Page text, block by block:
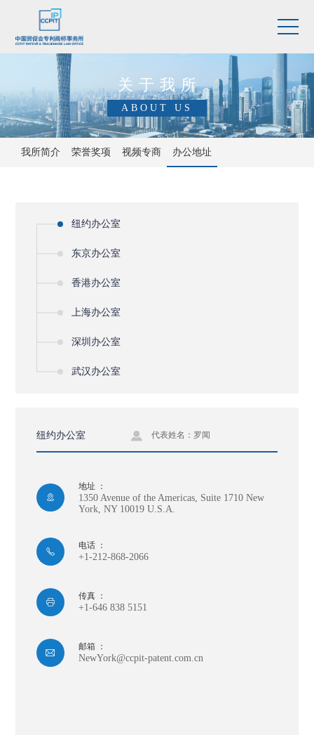
关于我所
ABOUT US
我所简介 荣誉奖项 视频专商 办公地址
纽约办公室
东京办公室
香港办公室
上海办公室
深圳办公室
武汉办公室
纽约办公室  代表姓名：罗闻

地址 ：
1350 Avenue of the Americas, Suite 1710 New
York, NY 10019 U.S.A.

电话 ：
+1-212-868-2066

传真 ：
+1-646 838 5151

邮箱 ：
NewYork@ccpit-patent.com.cn